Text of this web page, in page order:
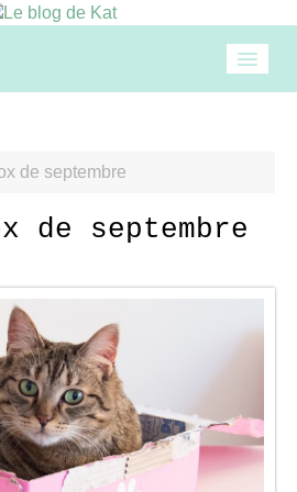
de septembre
de septembre